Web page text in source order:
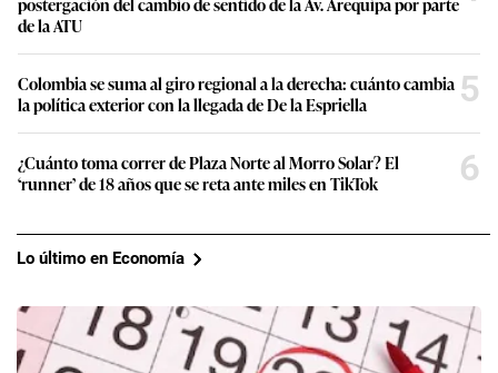
de la ATU
Colombia se suma al giro regional a la derecha: cuánto cambia
la política exterior con la llegada de De la Espriella
5
¿Cuánto toma correr de Plaza Norte al Morro Solar? El
‘runner’ de 18 años que se reta ante miles en TikTok
6
Lo último en Economía